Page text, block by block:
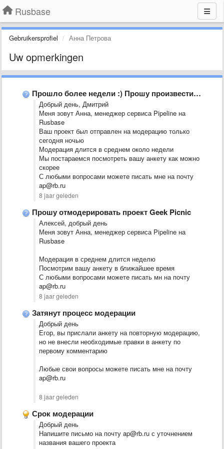
Rusbase
Gebruikersprofiel Анна Петрова
Uw opmerkingen
Прошло более недели :) Прошу произвести модерацию проекта: Кэшбэк-Сервис &quot;Мой …
Добрый день, Дмитрий
Меня зовут Анна, менеджер сервиса Pipeline на
Rusbase
Ваш проект был отправлен на модерацию только
сегодня ночью
Модерация длится в среднем около недели
Мы постараемся посмотреть вашу анкету как можно
скорее
С любыми вопросами можете писать мне на почту
ap@rb.ru
8 jaar geleden
Прошу отмодерировать проект Geek Picnic
Алексей, добрый день
Меня зовут Анна, менеджер сервиса Pipeline на
Rusbase
Модерация в среднем длится неделю
Посмотрим вашу анкету в ближайшее время
С любыми вопросами можете писать мн на почту
ap@rb.ru
8 jaar geleden
Затянут процесс модерации
Добрый день
Егор, вы прислали анкету на повторную модерацию,
но не внесли необходимые правки в анкету по
первому комментарию
Любые свои вопросы можете писать мне на почту
ap@rb.ru
8 jaar geleden
Срок модерации
Добрый день
Напишите письмо на почту ap@rb.ru с уточнением
названия вашего проекта